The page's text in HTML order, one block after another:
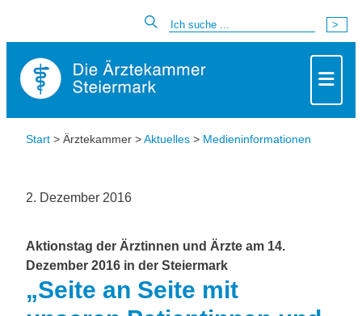
Start > Ärztekammer >Aktuelles > Medieninformationen
2. Dezember 2016
Aktionstag der Ärztinnen und Ärzte am 14.
Dezember 2016 in der Steiermark
„Seite an Seite mit